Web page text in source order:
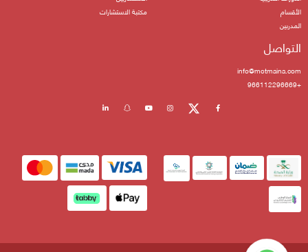
الأقسام
المدربين
مكتبة الاستشارات
التواصل
info@motmaina.com
+966112296669